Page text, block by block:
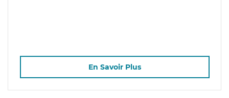
En Savoir Plus